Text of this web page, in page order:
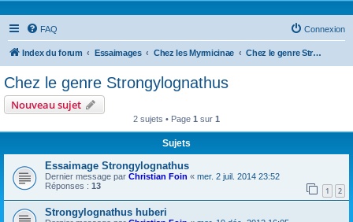
FAQ Connexion
Index du forum Essaimages Chez les Myrmicinae Chez le genre Strongylognathus
Chez le genre Strongylognathus
Nouveau sujet
2 sujets • Page 1 sur 1
Sujets
Essaimage Strongylognathus
Dernier message par Christian Foin « mer. 2 juil. 2014 23:52
Réponses : 13 1 2
Strongylognathus huberi